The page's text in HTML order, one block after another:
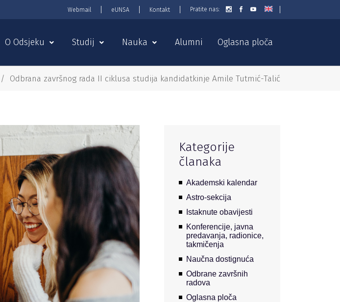
Webmail eUNSA Kontakt Pratite nas:
O Odsjeku Studij Nauka Alumni Oglasna ploča
/ Odbrana završnog rada II ciklusa studija kandidatkinje Amile Tutmić-Talić
Kategorije
članaka
Akademski kalendar
Astro-sekcija
Istaknute obavijesti
Konferencije, javna
predavanja, radionice,
takmičenja
Naučna dostignuća
Odbrane završnih
radova
Oglasna ploča